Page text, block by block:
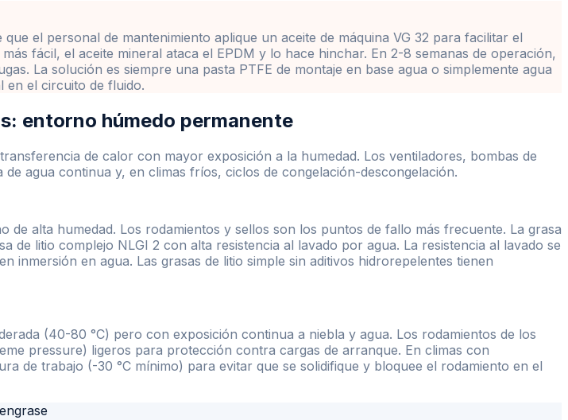
el personal de mantenimiento aplique un aceite de máquina VG 32 para facilitar el
fácil, el aceite mineral ataca el EPDM y lo hace hinchar. En 2-8 semanas de operación,
La solución es siempre una pasta PTFE de montaje en base agua o simplemente agua
en el circuito de fluido.
entorno húmedo permanente
de calor con mayor exposición a la humedad. Los ventiladores, bombas de
agua continua y, en climas fríos, ciclos de congelación-descongelación.
alta humedad. Los rodamientos y sellos son los puntos de fallo más frecuente. La grasa
de litio complejo NLGI 2 con alta resistencia al lavado por agua. La resistencia al lavado se
inmersión en agua. Las grasas de litio simple sin aditivos hidrorepelentes tienen
(40-80 °C) pero con exposición continua a niebla y agua. Los rodamientos de los
pressure) ligeros para protección contra cargas de arranque. En climas con
de trabajo (-30 °C mínimo) para evitar que se solidifique y bloquee el rodamiento en el